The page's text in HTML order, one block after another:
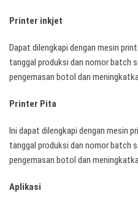
Printer inkjet
Dapat dilengkapi dengan mesin
tanggal produksi dan nomor batch
pengemasan botol dan
Printer Pita
Ini dapat dilengkapi dengan mesin
tanggal produksi dan nomor batch
pengemasan botol dan
Aplikasi